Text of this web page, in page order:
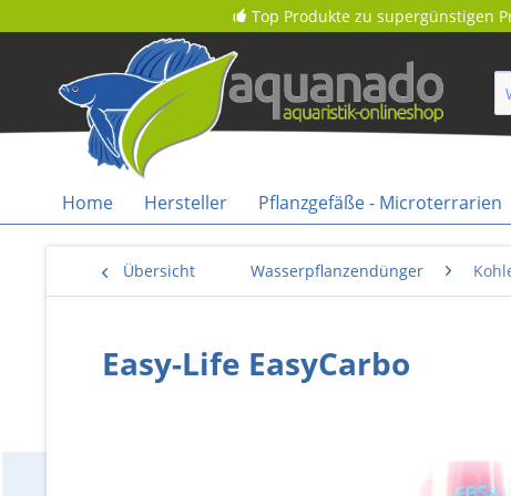
Top Produkte zu supergünstigen
Home Hersteller Pflanzgefäße - Microterrarien
Übersicht Wasserpflanzendünger
Easy-Life EasyCarbo